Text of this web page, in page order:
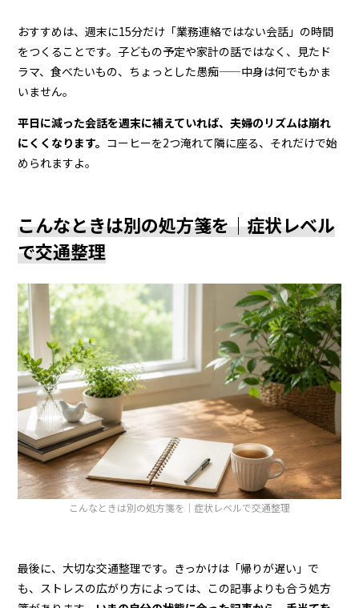
おすすめは、週末に15分だけ「業務連絡ではない会話」の時間
をつくることです。子どもの予定や家計の話ではなく、見たド
ラマ、食べたいもの、ちょっとした愚痴——中身は何でもかま
いません。
平日に減った会話を週末に補えていれば、夫婦のリズムは崩れ
にくくなります。 コーヒーを2つ淹れて隣に座る、それだけで始
められますよ。
こんなときは別の処方箋を｜症状レベル
で交通整理
こんなときは別の処方箋を｜症状レベルで交通整理
最後に、大切な交通整理です。きっかけは「帰りが遅い」で
も、ストレスの広がり方によっては、この記事よりも合う処方